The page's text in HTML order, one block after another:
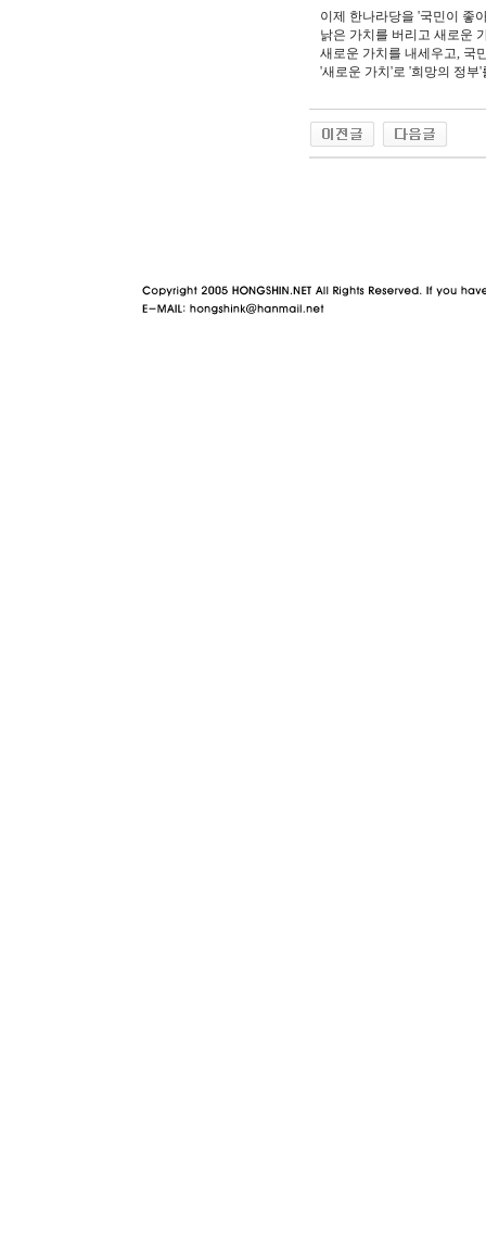
이제 한나라당을 '국민이 좋
낡은 가치를 버리고 새로운
새로운 가치를 내세우고, 국
'새로운 가치'로 '희망의 정부